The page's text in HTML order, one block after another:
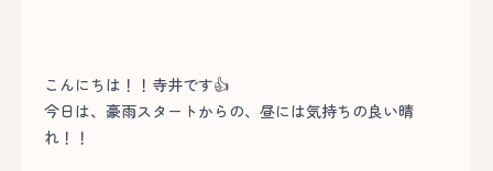
こんにちは！！寺井です👍
今日は、豪雨スタートからの、昼には気持ちの良い晴
れ！！